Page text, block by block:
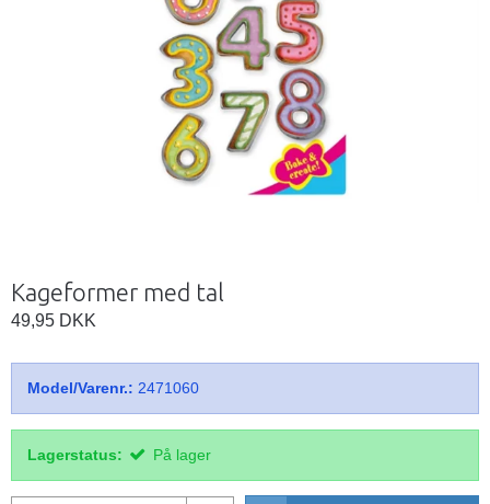
Kageformer med tal
49,95 DKK
Model/Varenr.: 2471060
Lagerstatus: På lager